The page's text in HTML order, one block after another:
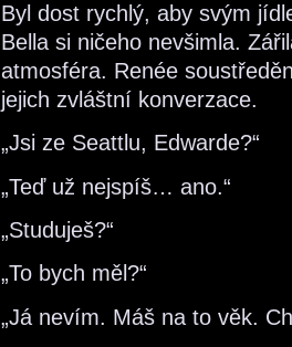
Byl dost rychlý, aby svým
Bella si ničeho nevšimla.
atmosféra. Renée
jejich zvláštní konverzace.
„Jsi ze Seattlu, Edwarde?“
„Teď už nejspíš… ano.“
„Studuješ?“
„To bych měl?“
„Já nevím. Máš na to věk.